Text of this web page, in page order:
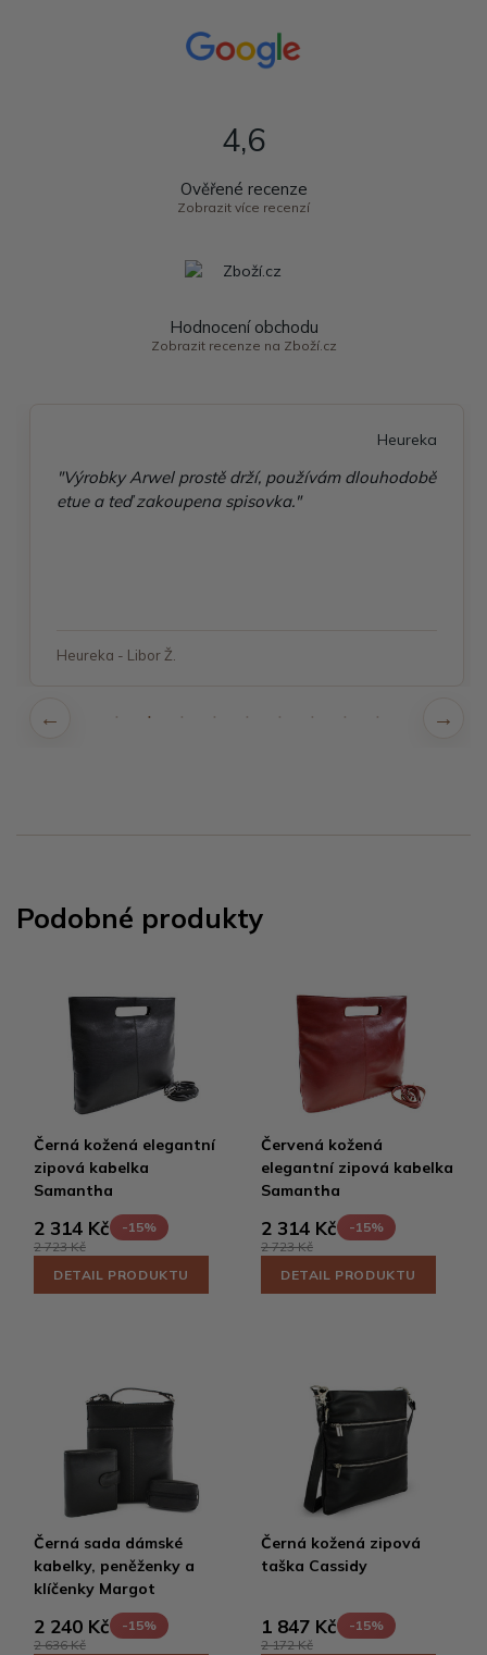
4,6
Ověřené recenze
Zobrazit více recenzí
Hodnocení obchodu
Zobrazit recenze na Zboží.cz
Heureka
"Výrobky Arwel prostě drží, používám dlouhodobě
etue a teď zakoupena spisovka."
Heureka - Libor Ž.
Podobné produkty
Černá kožená elegantní
zipová kabelka
Samantha
2 314 Kč
-15%
2 723 Kč
DETAIL PRODUKTU
Červená kožená
elegantní zipová kabelka
Samantha
2 314 Kč
-15%
2 723 Kč
DETAIL PRODUKTU
Černá sada dámské
kabelky, peněženky a
klíčenky Margot
2 240 Kč
-15%
2 636 Kč
Černá kožená zipová
taška Cassidy
1 847 Kč
-15%
2 172 Kč